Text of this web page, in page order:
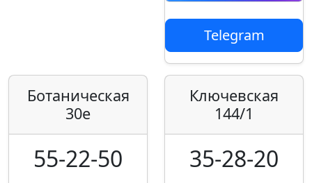
Telegram
Ботаническая
30е
55-22-50
Ключевская
144/1
35-28-20